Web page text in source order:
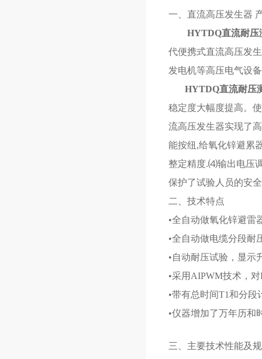
一、直流高压发生器
HYTDQ直流耐压
代便携式直流高压发
发电机等高压电气设
HYTDQ直流耐压
稳定度大幅度提高。
流高压发生器实现了
能按纽,给氧化锌避累
整定精度.⑷输出电压
保护了试验人员的安
二、技术特点
•全自动做氧化锌避雷
•全自动做电缆分段耐
•自动耐压试验，显示
•采用AIPWM技术，
•带有总时间T1和分
•仪器增加了万年历和
三、主要技术性能及